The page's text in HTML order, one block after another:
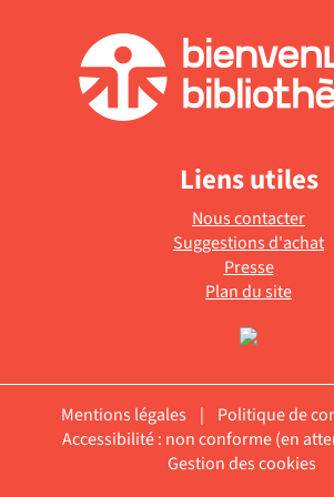
Liens utiles
Nous contacter
Suggestions d'achat
Presse
Plan du site
Mentions légales | Politique de
Accessibilité : non conforme (en
Gestion des cookies